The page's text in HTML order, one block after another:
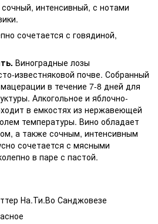
интенсивный, с нотами
сочетается с говядиной,
Виноградные лозы
известняковой почве. Собранный
в течение 7-8 дней для
Алкогольное и яблочно-
в емкостях из нержавеющей
температуры. Вино обладает
а также сочным, интенсивным
сочетается с мясными
в паре с пастой.
На.Ти.Во Санджовезе